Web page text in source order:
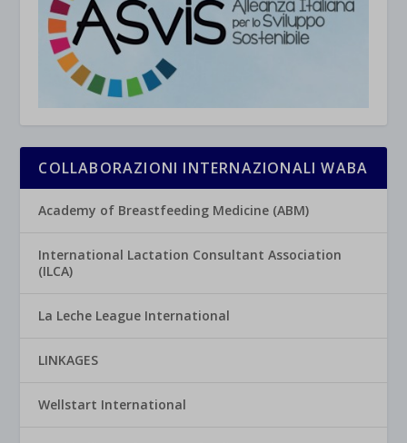
COLLABORAZIONI INTERNAZIONALI WABA
Academy of Breastfeeding Medicine (ABM)
International Lactation Consultant Association
(ILCA)
La Leche League International
LINKAGES
Wellstart International